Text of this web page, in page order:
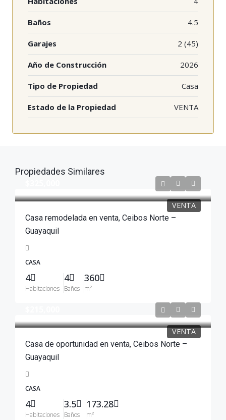
Baños 4.5
Garajes 2 (45)
Año de Construcción 2026
Tipo de Propiedad Casa
Estado de la Propiedad VENTA
Propiedades Similares
VENTA
Casa remodelada en venta, Ceibos Norte –
Guayaquil
CASA
4
Habitaciones
4
Baños
360
m²
VENTA
Casa de oportunidad en venta, Ceibos Norte –
Guayaquil
CASA
4
Habitaciones
3.5
Baños
173.28
m²